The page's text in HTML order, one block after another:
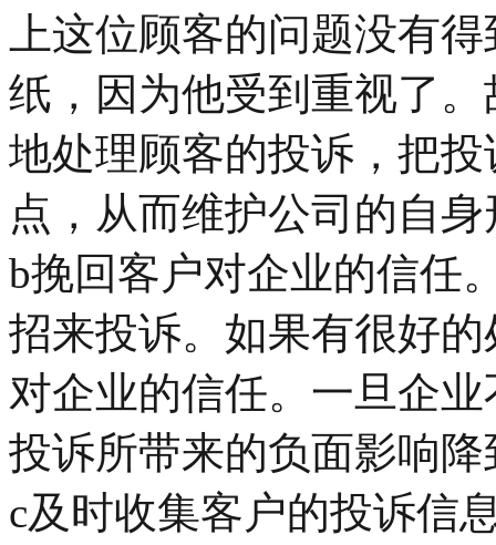
上这位顾客的问题没有
纸，因为他受到重视了
地处理顾客的投诉，把
点，从而维护公司的自
b挽回客户对企业的信任
招来投诉。如果有很好
对企业的信任。一旦企
投诉所带来的负面影响
c及时收集客户的投诉信